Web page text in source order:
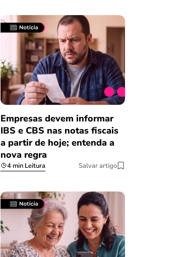
Empresas devem informar
IBS e CBS nas notas fiscais
a partir de hoje; entenda a
nova regra
4 min Leitura Salvar artigo